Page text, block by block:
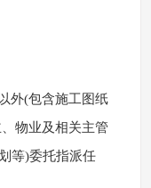
外(包含施工图纸
物业及相关主管
等)委托指派任